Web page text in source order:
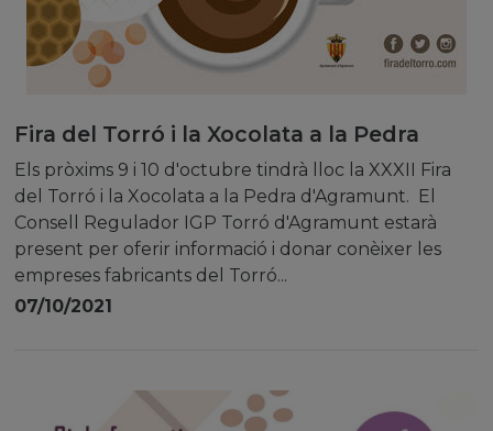
Fira del Torró i la Xocolata a la Pedra
Els pròxims 9 i 10 d'octubre tindrà lloc la XXXII Fira
del Torró i la Xocolata a la Pedra d'Agramunt. El
Consell Regulador IGP Torró d'Agramunt estarà
present per oferir informació i donar conèixer les
empreses fabricants del Torró...
07/10/2021